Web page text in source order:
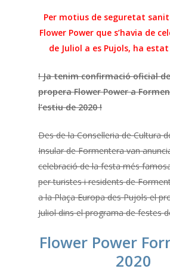
Per motius de seguretat
Flower Power que s’havia de
de Juliol a es Pujols, ha estat
! Ja tenim confirmació oficial
propera Flower Power a
l’estiu de 2020 !
Des de la Conselleria de Cultura
Insular de Formentera van
celebració de la festa més
per turistes i residents de
a la Plaça Europa des Pujols el
Juliol dins el programa de festes
Flower Power
2020